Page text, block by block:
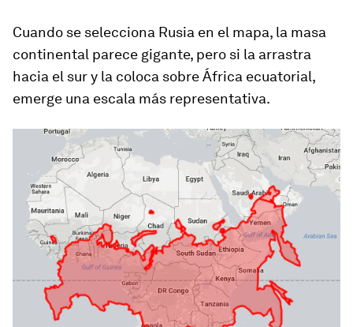
Cuando se selecciona Rusia en el mapa, la masa
continental parece gigante, pero si la arrastra
hacia el sur y la coloca sobre África ecuatorial,
emerge una escala más representativa.